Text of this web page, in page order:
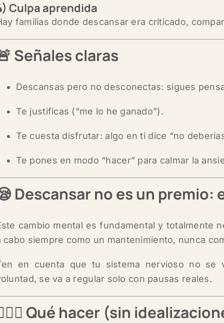
Culpa aprendida
familias donde descansar era criticado,
Señales claras
Descansas pero no desconectas: sigues
Te justificas (“me lo he ganado”).
Te cuesta disfrutar: algo en ti dice “no
Te pones en modo “hacer” para calmar la
Descansar no es un premio:
cambio mental es fundamental y totalmente
cabo siempre como un mantenimiento, nunca
en cuenta que tu sistema nervioso no se
se va a regular solo con pausas reales.
Qué hacer (sin